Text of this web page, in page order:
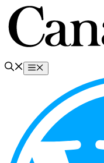
Перейти
содержимому
Меню